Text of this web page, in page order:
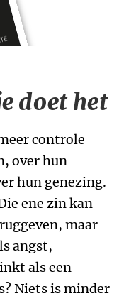
doet het
controle
over hun
hun genezing.
ene zin kan
maar
angst,
als een
Niets is minder